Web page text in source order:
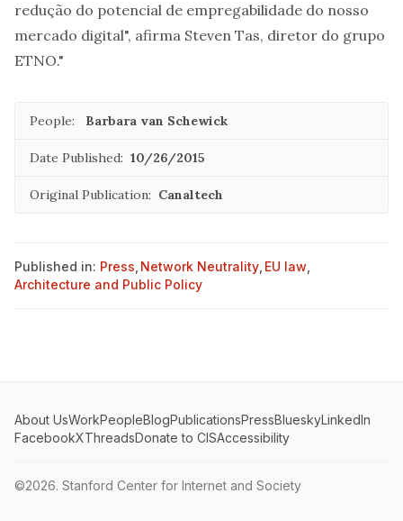
redução do potencial de empregabilidade do nosso
mercado digital", afirma Steven Tas, diretor do grupo
ETNO."
People: Barbara van Schewick
Date Published: 10/26/2015
Original Publication: Canaltech
Published in: Press Network Neutrality EU law
Architecture and Public Policy
About UsWorkPeopleBlogPublicationsPressBlueskyLinkedIn
FacebookXThreadsDonate to CISAccessibility
©2026. Stanford Center for Internet and Society